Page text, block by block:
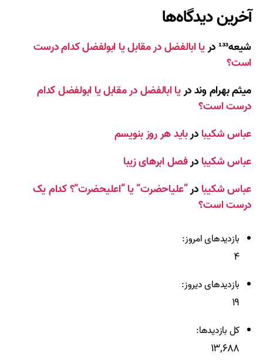
آخرین دیدگاه‌ها
شیعه¹³³ دریا ابالفضل در مقابل یا ابولفضل کدام درست
است؟
میثم بهرام ونددریا ابالفضل در مقابل یا ابولفضل کدام
درست است؟
عباس شکیبا درباید هر روز بنویسم
عباس شکیبا درفصل ابرهای زیبا
عباس شکیبا در“علیاحضرت” یا “اعلیحضرت”؟ کدام یک
درست است؟
بازدیدهای امروز:
۴
بازدیدهای دیروز:
۱۹
کل بازدیدها:
۱۳,۶۸۸